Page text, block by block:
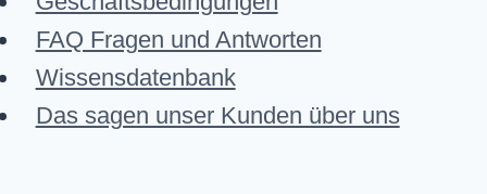
FAQ Fragen und Antworten
Wissensdatenbank
Das sagen unser Kunden über uns